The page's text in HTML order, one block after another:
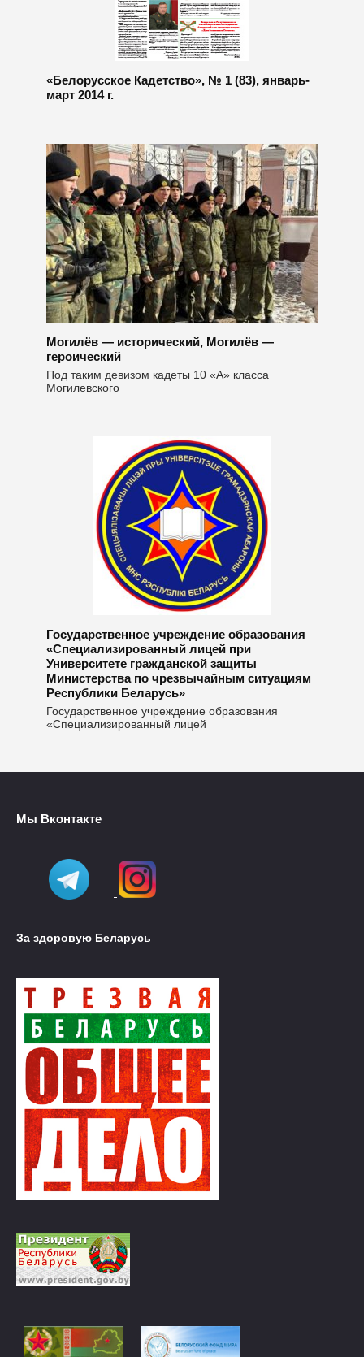
«Белорусское Кадетство», № 1 (83), январь-
март 2014 г.
Могилёв — исторический, Могилёв —
героический
Под таким девизом кадеты 10 «А» класса
Могилевского
Государственное учреждение образования
«Специализированный лицей при
Университете гражданской защиты
Министерства по чрезвычайным ситуациям
Республики Беларусь»
Государственное учреждение образования
«Специализированный лицей
Мы Вконтакте
За здоровую Беларусь